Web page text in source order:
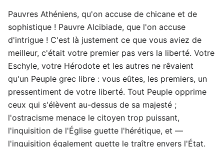
Pauvres Athéniens, qu'on accuse de chicane et de
sophistique ! Pauvre Alcibiade, que l'on accuse
d'intrigue ! C'est là justement ce que vous aviez de
meilleur, c'était votre premier pas vers la liberté. Votre
Eschyle, votre Hérodote et les autres ne rêvaient
qu'un Peuple grec libre : vous eûtes, les premiers, un
pressentiment de votre liberté. Tout Peuple opprime
ceux qui s'élèvent au-dessus de sa majesté ;
l'ostracisme menace le citoyen trop puissant,
l'inquisition de l'Église guette l'hérétique, et —
l'inquisition également guette le traître envers l'État.